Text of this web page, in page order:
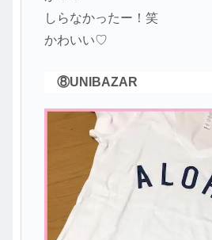
しらなかったー！笑
かわいい♡
⑧UNIBAZAR